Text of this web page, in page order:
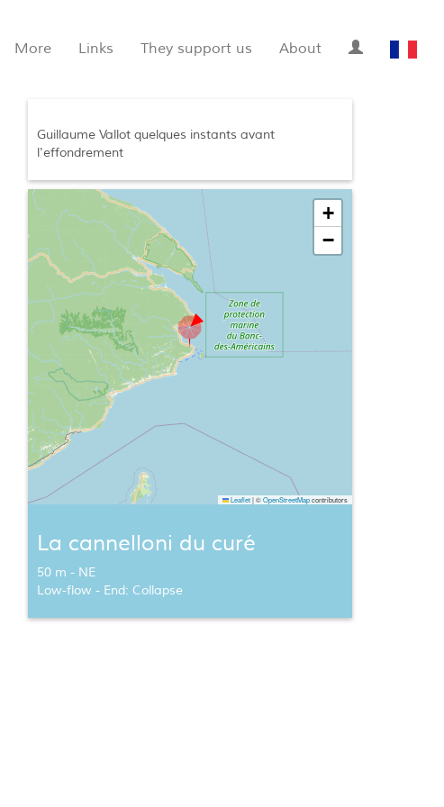
More Links They support us About
Guillaume Vallot quelques instants avant
l'effondrement
+
−
Leaflet|©OpenStreetMapcontributors
La cannelloni du curé
50 m - NE
Low-flow - End: Collapse